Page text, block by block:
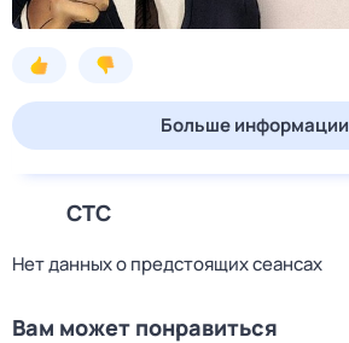
Больше информации
СТС
Нет данных о предстоящих сеансах
Вам может понравиться